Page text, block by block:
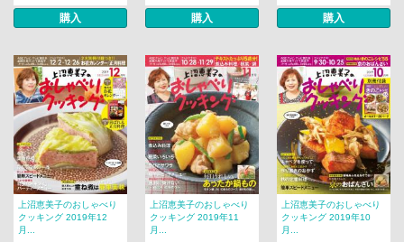
購入 購入 購入
上沼恵美子のおしゃべり
クッキング 2019年12
月...
上沼恵美子のおしゃべり
クッキング 2019年11
月...
上沼恵美子のおしゃべり
クッキング 2019年10
月...